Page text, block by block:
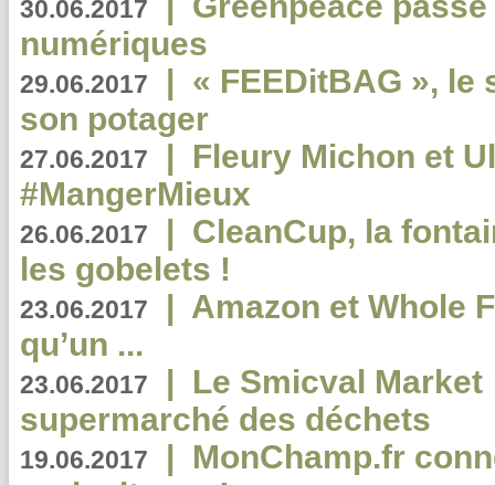
30.06.2017
numériques
29.06.2017 | « FEEDitBAG », le
son potager
27.06.2017 | Fleury Michon et
#MangerMieux
26.06.2017 | CleanCup, la
les gobelets !
23.06.2017 | Amazon et Whole
qu’un ...
23.06.2017 | Le Smicval
supermarché des déchets
19.06.2017 | MonChamp.fr